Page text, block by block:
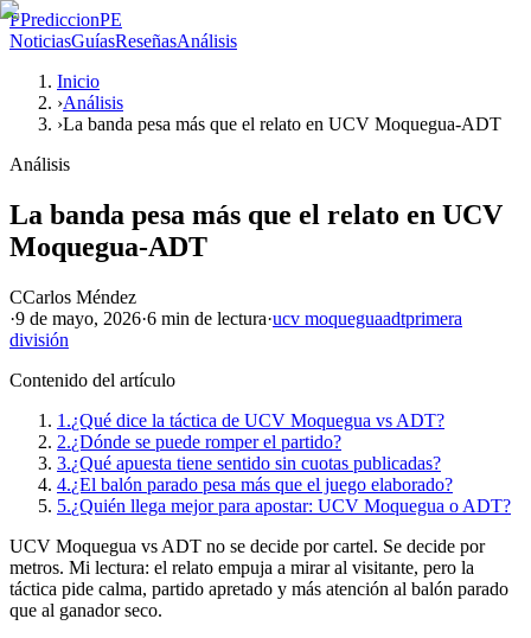
PPrediccionPE
NoticiasGuíasReseñasAnálisis
Inicio
›Análisis
›La banda pesa más que el relato en UCV Moquegua-ADT
Análisis
La banda pesa más que el relato en UCV
Moquegua-ADT
CCarlos Méndez
·9 de mayo, 2026·6 min de lectura·ucv moqueguaadtprimera
división
Contenido del artículo
1.¿Qué dice la táctica de UCV Moquegua vs ADT?
2.¿Dónde se puede romper el partido?
3.¿Qué apuesta tiene sentido sin cuotas publicadas?
4.¿El balón parado pesa más que el juego elaborado?
5.¿Quién llega mejor para apostar: UCV Moquegua o ADT?
UCV Moquegua vs ADT no se decide por cartel. Se decide por
metros. Mi lectura: el relato empuja a mirar al visitante, pero la
táctica pide calma, partido apretado y más atención al balón parado
que al ganador seco.